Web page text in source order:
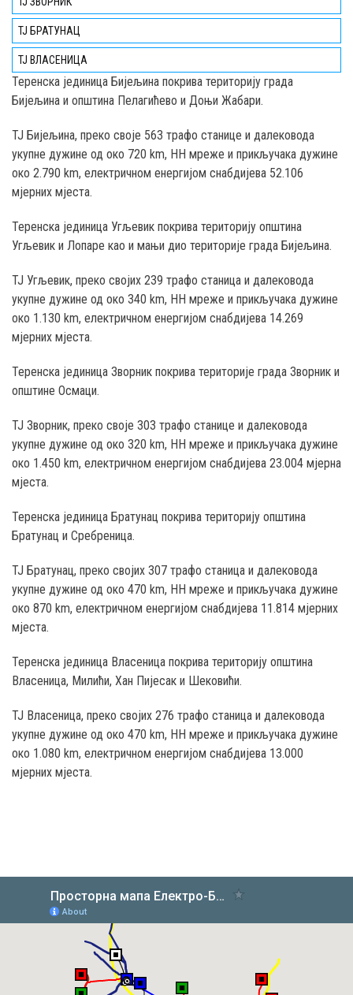
ТЈ БРАТУНАЦ
ТЈ ВЛАСЕНИЦА
Teренска јединица Бијељина покрива територију града
Бијељина и општина Пелагићево и Доњи Жабари.
ТЈ Бијељина, преко својe 563 трафо станице и далековода
укупне дужине од око 720 km, НН мреже и прикључака дужине
око 2.790 km, електричном енергијом снабдијева 52.106
мјерних мјеста.
Теренска јединица Угљевик покрива територију општина
Угљевик и Лопаре као и мањи дио територије градa Бијељина.
ТЈ Угљевик, преко својих 239 трафо станица и далековода
укупне дужине од око 340 km, НН мреже и прикључака дужине
око 1.130 km, електричном енергијом снабдијева 14.269
мјерних мјеста.
Теренска јединица Зворник покрива територије града Зворник и
општине Осмаци.
ТЈ Зворник, преко своје 303 трафо станице и далековода
укупне дужине од око 320 km, НН мреже и прикључака дужине
око 1.450 km, електричном енергијом снабдијева 23.004 мјерна
мјеста.
Теренска јединица Братунац покрива територију општина
Братунац и Сребреница.
ТЈ Братунац, преко својих 307 трафо станица и далековода
укупне дужине од око 470 km, НН мреже и прикључака дужине
око 870 km, електричном енергијом снабдијева 11.814 мјерних
мјеста.
Теренска јединица Власеница покрива територију општина
Власеница, Милићи, Хан Пијесак и Шековићи.
ТЈ Власеница, преко својих 276 трафо станица и далековода
укупне дужине од око 470 km, НН мреже и прикључака дужине
око 1.080 km, електричном енергијом снабдијева 13.000
мјерних мјеста.